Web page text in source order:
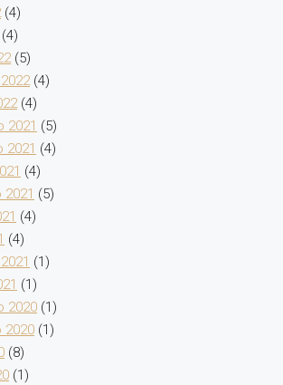
(4)
(5)
(4)
(4)
2021 (5)
2021 (4)
(4)
(5)
(4)
(4)
(1)
(1)
2020 (1)
2020 (1)
(8)
(1)